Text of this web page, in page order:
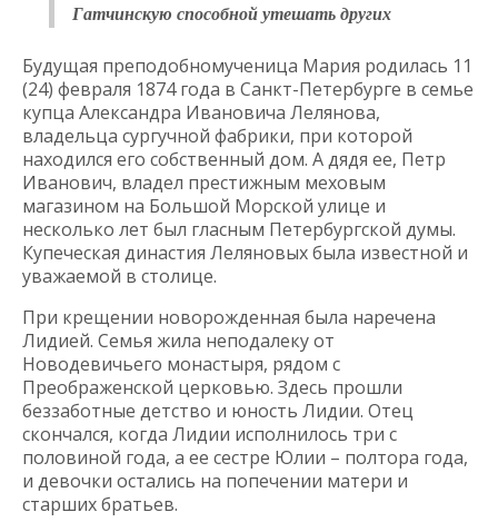
Гатчинскую способной утешать других
Будущая преподобномученица Мария родилась 11
(24) февраля 1874 года в Санкт-Петербурге в семье
купца Александра Ивановича Лелянова,
владельца сургучной фабрики, при которой
находился его собственный дом. А дядя ее, Петр
Иванович, владел престижным меховым
магазином на Большой Морской улице и
несколько лет был гласным Петербургской думы.
Купеческая династия Леляновых была известной и
уважаемой в столице.
При крещении новорожденная была наречена
Лидией. Семья жила неподалеку от
Новодевичьего монастыря, рядом с
Преображенской церковью. Здесь прошли
беззаботные детство и юность Лидии. Отец
скончался, когда Лидии исполнилось три с
половиной года, а ее сестре Юлии – полтора года,
и девочки остались на попечении матери и
старших братьев.